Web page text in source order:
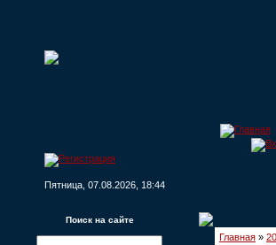
Пятница, 07.08.2026, 18:44
Поиск на сайте
Главная »